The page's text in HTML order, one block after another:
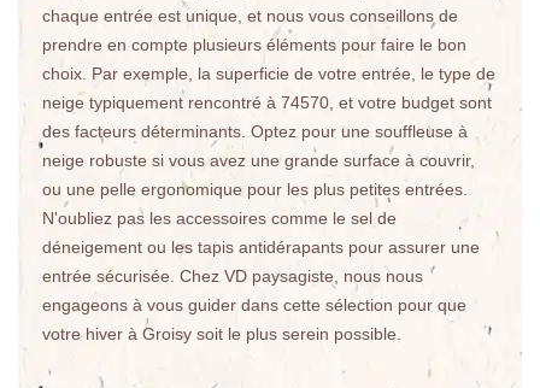
chaque entrée est unique, et nous vous conseillons de
prendre en compte plusieurs éléments pour faire le bon
choix. Par exemple, la superficie de votre entrée, le type de
neige typiquement rencontré à 74570, et votre budget sont
des facteurs déterminants. Optez pour une souffleuse à
neige robuste si vous avez une grande surface à couvrir,
ou une pelle ergonomique pour les plus petites entrées.
N'oubliez pas les accessoires comme le sel de
déneigement ou les tapis antidérapants pour assurer une
entrée sécurisée. Chez VD paysagiste, nous nous
engageons à vous guider dans cette sélection pour que
votre hiver à Groisy soit le plus serein possible.